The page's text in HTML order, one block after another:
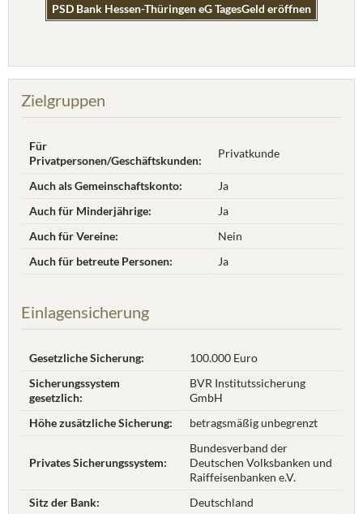
PSD Bank Hessen-Thüringen eG TagesGeld eröffnen
Zielgruppen
Für
Privatpersonen/Geschäftskunden:
Privatkunde
Auch als Gemeinschaftskonto:
Ja
Auch für Minderjährige:
Ja
Auch für Vereine:
Nein
Auch für betreute Personen:
Ja
Einlagensicherung
Gesetzliche Sicherung:
100.000 Euro
Sicherungssystem
gesetzlich:
BVR Institutssicherung
GmbH
Höhe zusätzliche Sicherung:
betragsmäßig unbegrenzt
Privates Sicherungssystem:
Bundesverband der
Deutschen Volksbanken und
Raiffeisenbanken e.V.
Sitz der Bank:
Deutschland